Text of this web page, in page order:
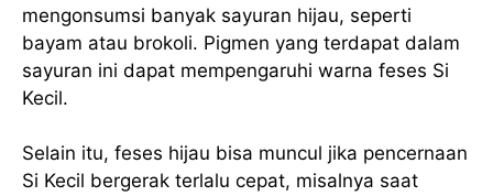
mengonsumsi banyak sayuran hijau, seperti
bayam atau brokoli. Pigmen yang terdapat dalam
sayuran ini dapat mempengaruhi warna feses Si
Kecil.
Selain itu, feses hijau bisa muncul jika pencernaan
Si Kecil bergerak terlalu cepat, misalnya saat